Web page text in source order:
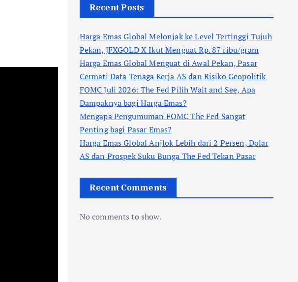
Recent Posts
Harga Emas Global Melonjak ke Level Tertinggi Tujuh
Pekan, JFXGOLD X Ikut Menguat Rp. 87 ribu/gram
Harga Emas Global Menguat di Awal Pekan, Pasar
Cermati Data Tenaga Kerja AS dan Risiko Geopolitik
FOMC Juli 2026: The Fed Pilih Wait and See, Apa
Dampaknya bagi Harga Emas?
Mengapa Pengumuman FOMC The Fed Sangat
Penting bagi Pasar Emas?
Harga Emas Global Anjlok Lebih dari 2 Persen, Dolar
AS dan Prospek Suku Bunga The Fed Tekan Pasar
Recent Comments
No comments to show.